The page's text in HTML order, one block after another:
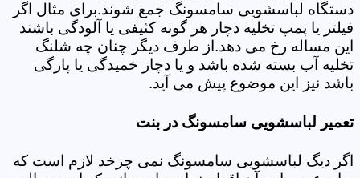
دستگاه لباسشویی سامسونگ جمع شوند.برای مثال اگر
فیلتر یا پمپ تخلیه دچار هر گونه کثیفی یا آلودگی باشند
این مساله رخ می دهد.از طرف دیگر چنان چه شلنگ
تخلیه آب بسته شده باشد و یا دچار خمیدگی یا پارگی
باشد نیز این موضوع پیش می آید.
تعمیر لباسشویی سامسونگ در بنت
اگر دیگ لباسشویی سامسونگ نمی چرخد لازم است که